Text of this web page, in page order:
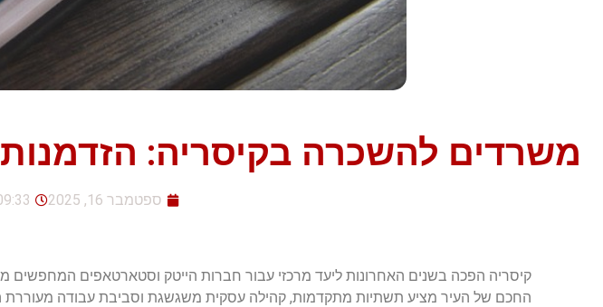
משרדים להשכרה בקיסריה:
ספטמבר 16, 2025
קיסריה הפכה בשנים האחרונות ליעד מרכזי עבור חברות הייטק וסטארטאפים
החכם של העיר מציע תשתיות מתקדמות, קהילה עסקית משגשגת וסביבת עבודה